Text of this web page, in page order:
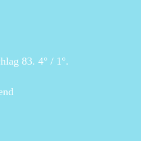
83. 4° / 1°.